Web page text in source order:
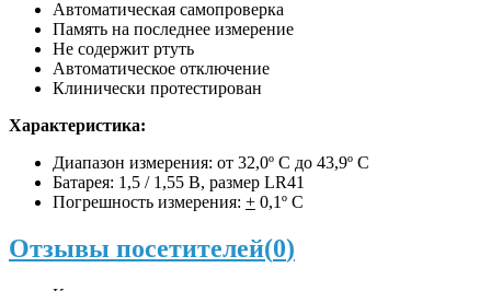
Автоматическая самопроверка
Память на последнее измерение
Не содержит ртуть
Автоматическое отключение
Клинически протестирован
Характеристика:
Диапазон измерения: от 32,0º С до 43,9º С
Батарея: 1,5 / 1,55 В, размер LR41
Погрешность измерения: + 0,1º C
Отзывы посетителей(0)